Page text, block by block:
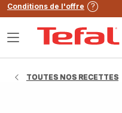
Conditions de l'offre
Ouvrir
TOUTES NOS RECETTES